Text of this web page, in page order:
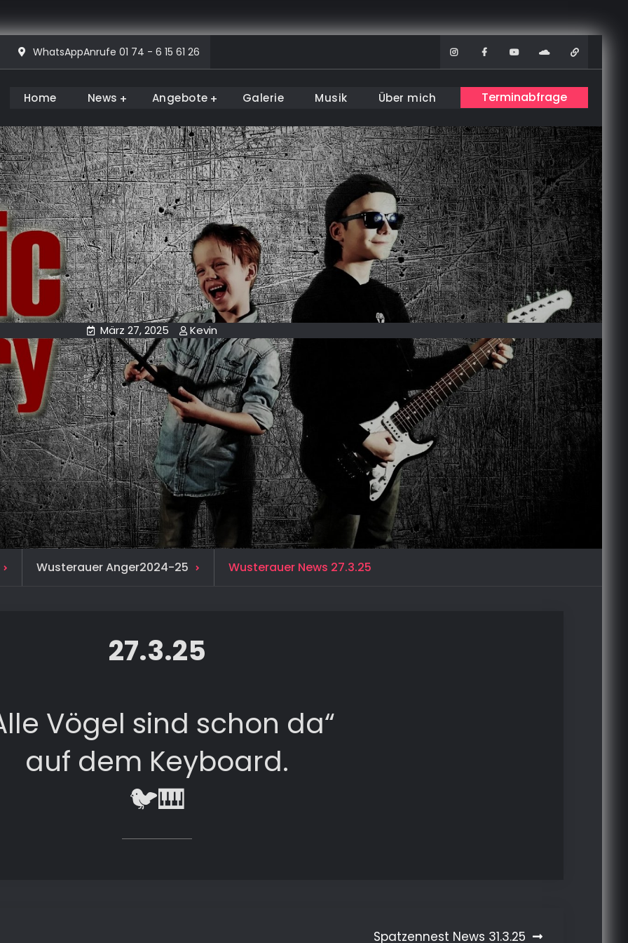
WhatsAppAnrufe 01 74 - 6 15 61 26 InstagramFacebook
YoutubeSoundcloud
Home News Angebote Galerie Musik Über mich Terminabfrage
März 27, 2025 Kevin
Wusterauer Anger2024-25 Wusterauer News 27.3.25
27.3.25
Vögel sind schon da“
auf dem Keyboard.
🐦🎹
Spatzennest News 31.3.25